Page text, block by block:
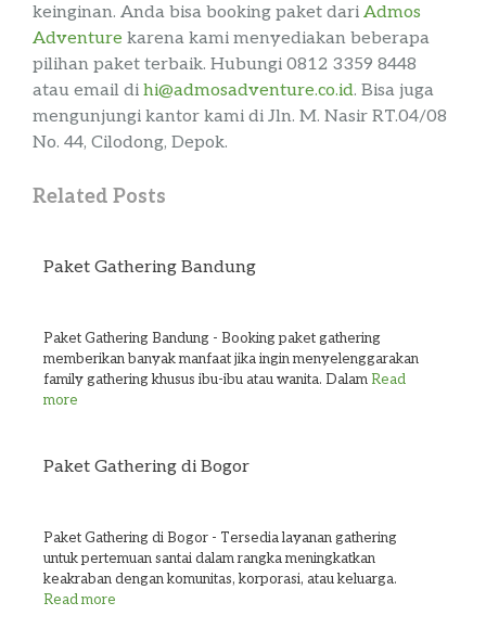
keinginan. Anda bisa booking paket dari Admos
Adventure karena kami menyediakan beberapa
pilihan paket terbaik. Hubungi 0812 3359 8448
atau email di hi@admosadventure.co.id. Bisa juga
mengunjungi kantor kami di Jln. M. Nasir RT.04/08
No. 44, Cilodong, Depok.
Related Posts
Paket Gathering Bandung
Paket Gathering Bandung - Booking paket gathering
memberikan banyak manfaat jika ingin menyelenggarakan
family gathering khusus ibu-ibu atau wanita. Dalam Read
more
Paket Gathering di Bogor
Paket Gathering di Bogor - Tersedia layanan gathering
untuk pertemuan santai dalam rangka meningkatkan
keakraban dengan komunitas, korporasi, atau keluarga.
Read more